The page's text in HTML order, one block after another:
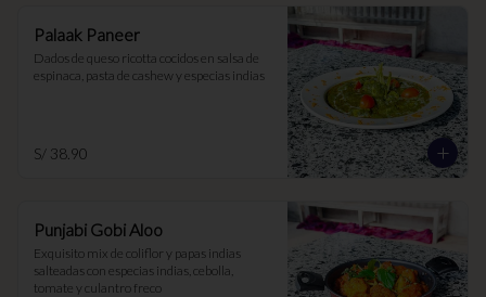
Palaak Paneer
Dados de queso ricotta cocidos en salsa de
espinaca, pasta de cashew y especias indias
S/ 38.90
Punjabi Gobi Aloo
Exquisito mix de coliflor y papas indias
salteadas con especias indias, cebolla,
tomate y culantro freco